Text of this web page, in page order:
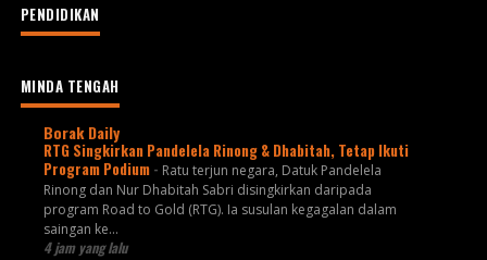
PENDIDIKAN
MINDA TENGAH
Borak Daily
RTG Singkirkan Pandelela Rinong & Dhabitah, Tetap Ikuti
Program Podium - Ratu terjun negara, Datuk Pandelela
Rinong dan Nur Dhabitah Sabri disingkirkan daripada
program Road to Gold (RTG). Ia susulan kegagalan dalam
saingan ke...
4 jam yang lalu